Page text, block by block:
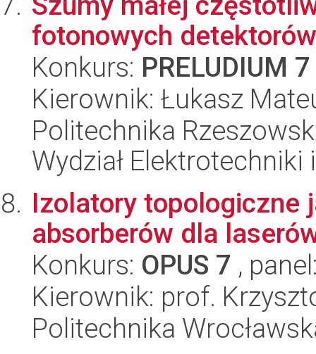
fotonowych
Konkurs: PRELUDIUM 7
Kierownik: Łukasz
Politechnika
Wydział
Izolatory topologiczne
absorberów dla
Konkurs: OPUS 7 ,
Kierownik: prof.
Politechnika